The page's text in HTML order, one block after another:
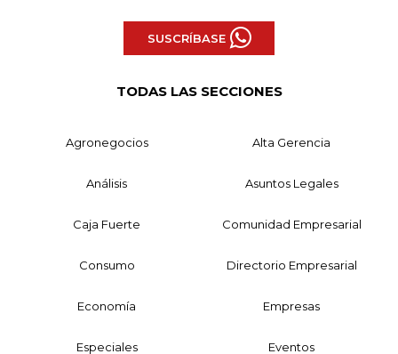
SUSCRÍBASE
TODAS LAS SECCIONES
Agronegocios Alta Gerencia
Análisis Asuntos Legales
Caja Fuerte Comunidad Empresarial
Consumo Directorio Empresarial
Economía Empresas
Especiales Eventos